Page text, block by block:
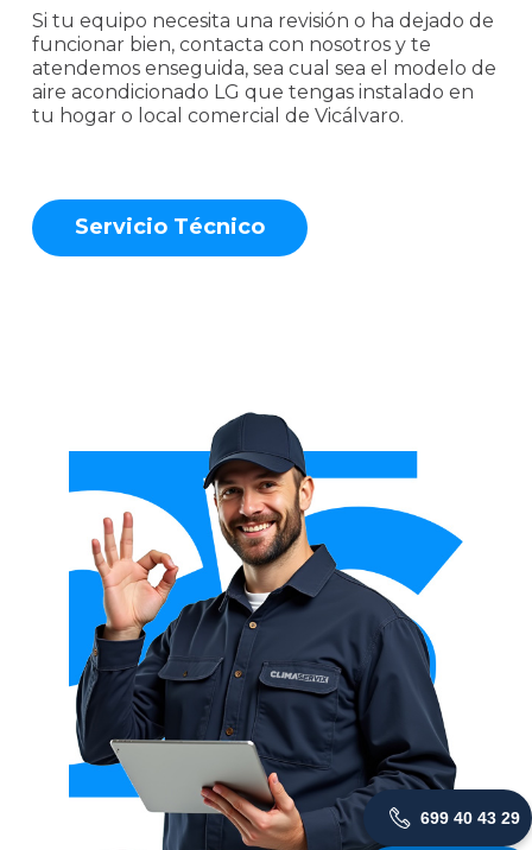
Si tu equipo necesita una revisión o ha dejado de
funcionar bien, contacta con nosotros y te
atendemos enseguida, sea cual sea el modelo de
aire acondicionado LG que tengas instalado en
tu hogar o local comercial de Vicálvaro.
Servicio Técnico
699 40 43 29